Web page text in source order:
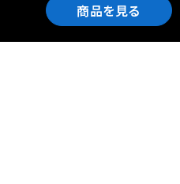
商品を見る